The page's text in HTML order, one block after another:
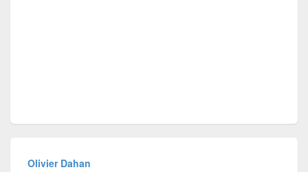
Olivier Dahan